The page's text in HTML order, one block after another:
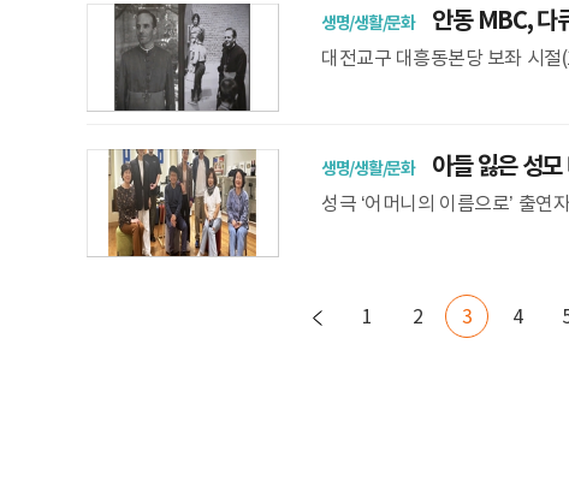
생명/생활/문화안동 MBC, 다큐
대전교구 대흥동본당 보좌 시
초대 안동교구장 두봉(Rene
생명/생활/문화아들 잃은 성모
성극 ‘어머니의 이름으로’ 출
1 2 3 4